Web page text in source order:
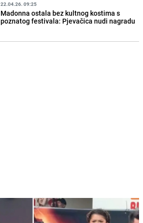
22.04.26. 09:25
Madonna ostala bez kultnog kostima s
poznatog festivala: Pjevačica nudi nagradu